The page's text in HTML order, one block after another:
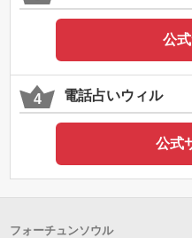
公
電話占いウィル
公式
フォーチュンソウル